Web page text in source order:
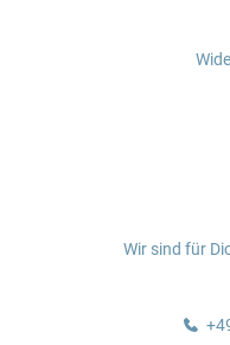
Wir sind für